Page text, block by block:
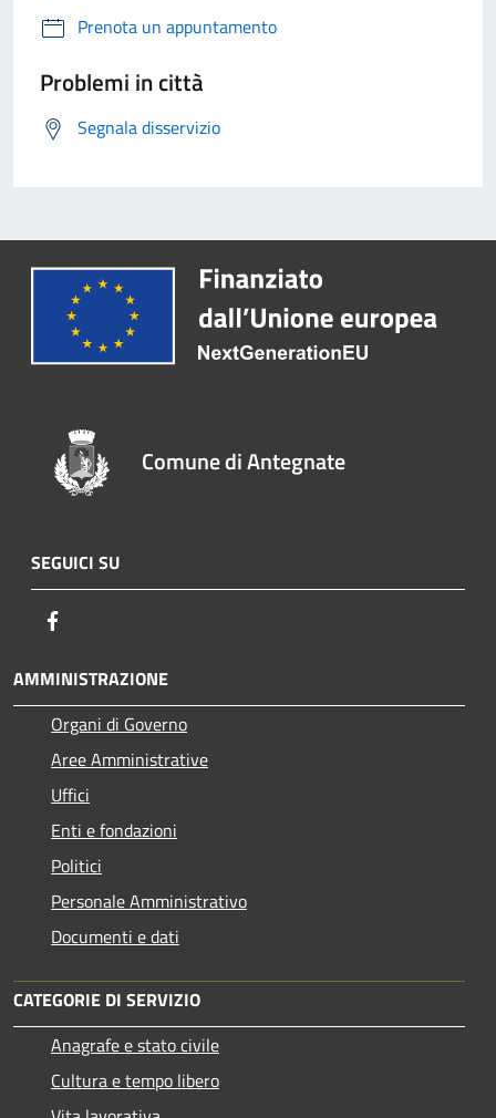
Prenota un appuntamento
Problemi in città
Segnala disservizio
Comune di Antegnate
SEGUICI SU
AMMINISTRAZIONE
Organi di Governo
Aree Amministrative
Uffici
Enti e fondazioni
Politici
Personale Amministrativo
Documenti e dati
CATEGORIE DI SERVIZIO
Anagrafe e stato civile
Cultura e tempo libero